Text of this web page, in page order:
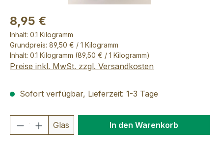
8,95 €
Inhalt: 0.1 Kilogramm
Grundpreis: 89,50 € / 1 Kilogramm
Inhalt: 0.1 Kilogramm (89,50 € / 1 Kilogramm)
Preise inkl. MwSt. zzgl. Versandkosten
Sofort verfügbar, Lieferzeit: 1-3 Tage
Produkt Anzahl: Gib den
Glas In den Warenkorb